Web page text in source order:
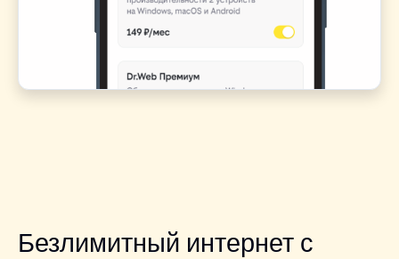
Безлимитный интернет с